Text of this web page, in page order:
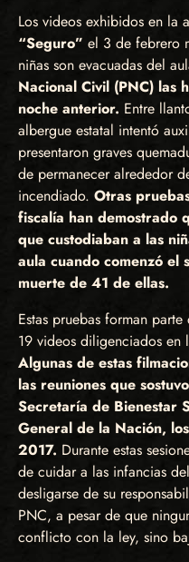
Los videos exhibidos en la
“Seguro” el 3 de febrero
niñas son evacuadas del
Nacional Civil (PNC) las
noche anterior. Entre
albergue estatal intentó
presentaron graves
de permanecer alrededor
incendiado. Otras
fiscalía han demostrado
que custodiaban a las
aula cuando comenzó el
muerte de 41 de ellas.
Estas pruebas forman
19 videos diligenciados en
Algunas de estas
las reuniones que
Secretaría de Bienestar
General de la Nación,
2017. Durante estas
de cuidar a las infancias
desligarse de su
PNC, a pesar de que
conflicto con la ley, sino